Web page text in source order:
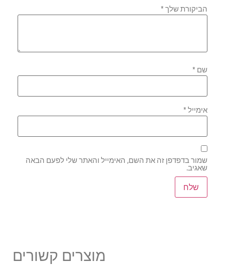
הביקורת שלך*
שם*
אימייל*
שמור בדפדפן זה את השם, האימייל והאתר שלי לפעם הבאה
שאגיב.
מוצרים קשורים